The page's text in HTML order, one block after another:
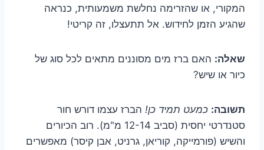
המקורי, או שהזרימה נחלשת משמעותית, כנראה
שהגיע הזמן לחידוש. אל תתעצלו, זה קריטי!
שאלה: האם ברז מים מסוננים מתאים לכל סוג של
כיור או שיש?
תשובה: כמעט תמיד כן! הברז עצמו דורש חור
סטנדרטי יחסית (סביב 12-14 מ"מ). רוב הכיורים
והשיש (פורמייקה, קוריאן, גרניט, אבן קיסר) מאפשרים